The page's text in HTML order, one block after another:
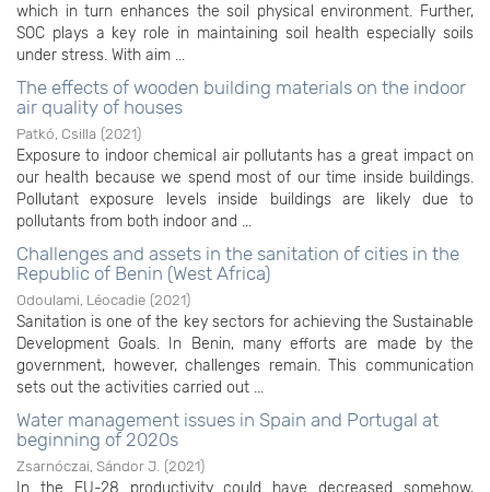
which in turn enhances the soil physical environment. Further,
SOC plays a key role in maintaining soil health especially soils
under stress. With aim ...
The effects of wooden building materials on the indoor
air quality of houses
Patkó, Csilla (2021)
Exposure to indoor chemical air pollutants has a great impact on
our health because we spend most of our time inside buildings.
Pollutant exposure levels inside buildings are likely due to
pollutants from both indoor and ...
Challenges and assets in the sanitation of cities in the
Republic of Benin (West Africa)
Odoulami, Léocadie (2021)
Sanitation is one of the key sectors for achieving the Sustainable
Development Goals. In Benin, many efforts are made by the
government, however, challenges remain. This communication
sets out the activities carried out ...
Water management issues in Spain and Portugal at
beginning of 2020s
Zsarnóczai, Sándor J. (2021)
In the EU-28 productivity could have decreased somehow,